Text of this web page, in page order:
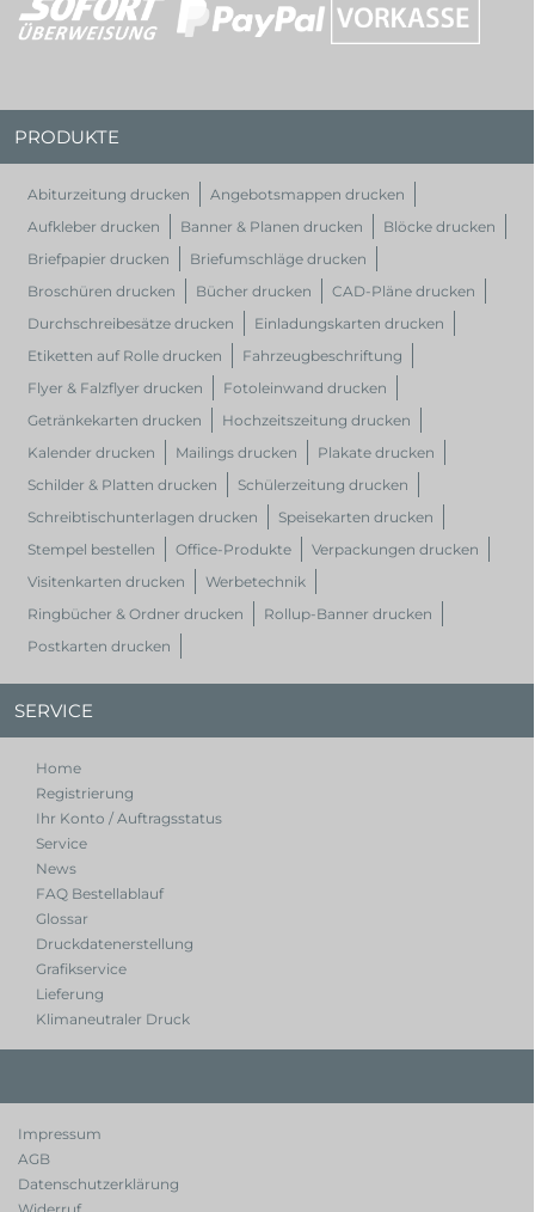
PRODUKTE
Abiturzeitung drucken
Angebotsmappen drucken
Aufkleber drucken
Banner & Planen drucken
Blöcke drucken
Briefpapier drucken
Briefumschläge drucken
Broschüren drucken
Bücher drucken
CAD-Pläne drucken
Durchschreibesätze drucken
Einladungskarten drucken
Etiketten auf Rolle drucken
Fahrzeugbeschriftung
Flyer & Falzflyer drucken
Fotoleinwand drucken
Getränkekarten drucken
Hochzeitszeitung drucken
Kalender drucken
Mailings drucken
Plakate drucken
Schilder & Platten drucken
Schülerzeitung drucken
Schreibtischunterlagen drucken
Speisekarten drucken
Stempel bestellen
Office-Produkte
Verpackungen drucken
Visitenkarten drucken
Werbetechnik
Ringbücher & Ordner drucken
Rollup-Banner drucken
Postkarten drucken
SERVICE
Home
Registrierung
Ihr Konto / Auftragsstatus
Service
News
FAQ Bestellablauf
Glossar
Druckdatenerstellung
Grafikservice
Lieferung
Klimaneutraler Druck
Impressum
AGB
Datenschutzerklärung